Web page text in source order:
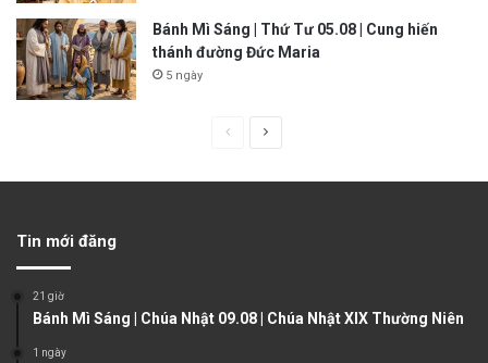
Bánh Mì Sáng | Thứ Tư 05.08 | Cung hiến
thánh đường Đức Maria
5 ngày
u
g
Tin mới đăng
21 giờ
Bánh Mì Sáng | Chúa Nhật 09.08 | Chúa Nhật XIX Thường Niên
1 ngày